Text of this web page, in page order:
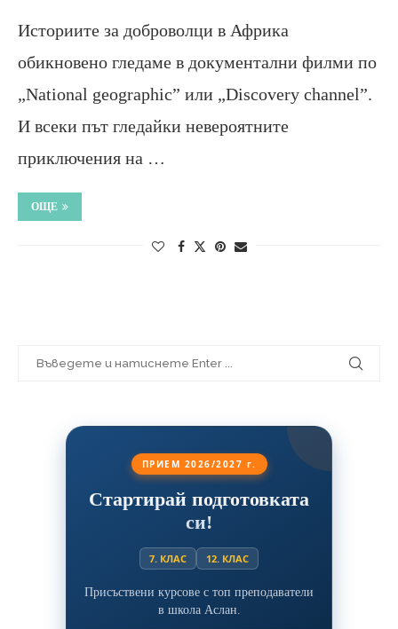
Историите за доброволци в Африка
обикновено гледаме в документални филми по
„National geographic” или „Discovery channel”.
И всеки път гледайки невероятните
приключения на …
ОЩЕ
ПРИЕМ 2026/2027 г.
Стартирай подготовката
си!
7. КЛАС 12. КЛАС
Присъствени курсове с топ преподаватели
в школа Аслан.